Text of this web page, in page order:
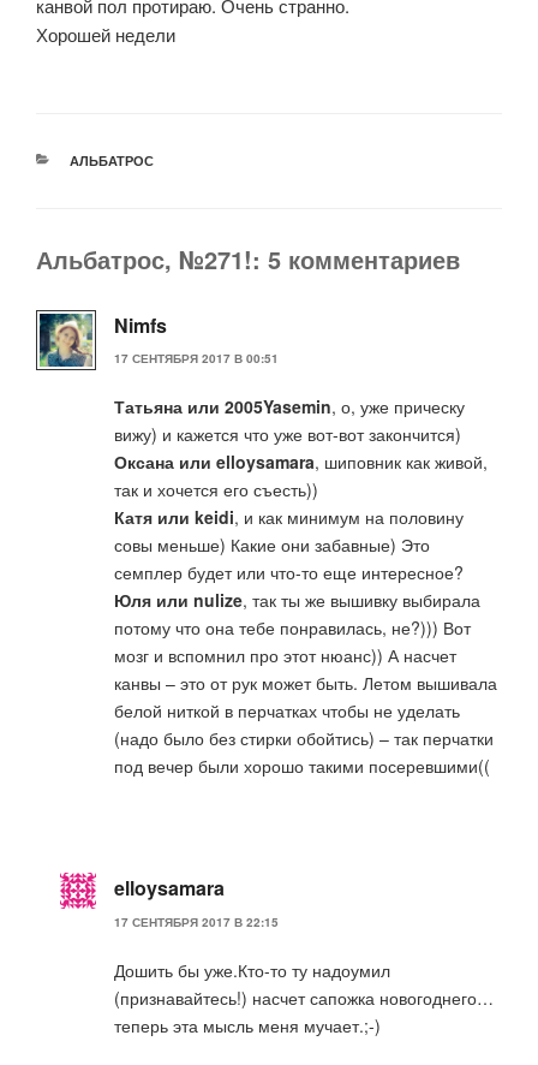
канвой пол протираю. Очень странно.
Хорошей недели
РУБРИКИ
АЛЬБАТРОС
Альбатрос, №271!: 5 комментариев
Nimfs
17 СЕНТЯБРЯ 2017 В 00:51
Татьяна или 2005Yasemin, о, уже прическу
вижу) и кажется что уже вот-вот закончится)
Оксана или elloysamara, шиповник как живой,
так и хочется его съесть))
Катя или keidi, и как минимум на половину
совы меньше) Какие они забавные) Это
семплер будет или что-то еще интересное?
Юля или nulize, так ты же вышивку выбирала
потому что она тебе понравилась, не?))) Вот
мозг и вспомнил про этот нюанс)) А насчет
канвы – это от рук может быть. Летом вышивала
белой ниткой в перчатках чтобы не уделать
(надо было без стирки обойтись) – так перчатки
под вечер были хорошо такими посеревшими((
elloysamara
17 СЕНТЯБРЯ 2017 В 22:15
Дошить бы уже.Кто-то ту надоумил
(признавайтесь!) насчет сапожка новогоднего…
теперь эта мысль меня мучает.;-)